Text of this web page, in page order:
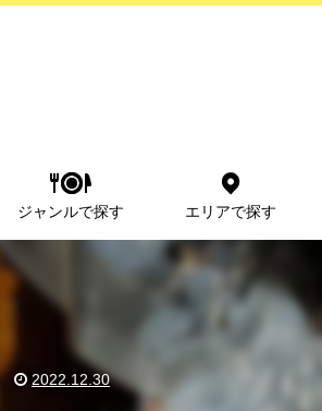
ジャンルで探す エリアで探す
2022.12.30